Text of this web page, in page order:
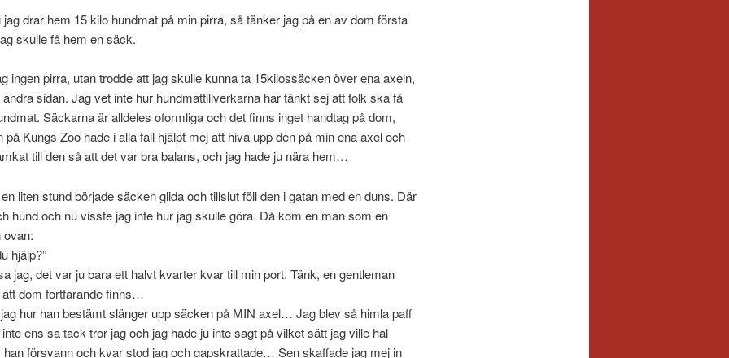
jag drar hem 15 kilo hundmat på min pirra, så tänker jag på en av dom första
skulle få hem en säck.
ingen pirra, utan trodde att jag skulle kunna ta 15kilossäcken över ena axeln,
sidan. Jag vet inte hur hundmattillverkarna har tänkt sej att folk ska få
Säckarna är alldeles oformliga och det finns inget handtag på dom,
på Kungs Zoo hade i alla fall hjälpt mej att hiva upp den på min ena axel och
till den så att det var bra balans, och jag hade ju nära hem…
liten stund började säcken glida och tillslut föll den i gatan med en duns. Där
hund och nu visste jag inte hur jag skulle göra. Då kom en man som en
hjälp?”
jag, det var ju bara ett halvt kvarter kvar till min port. Tänk, en gentleman
att dom fortfarande finns…
hur han bestämt slänger upp säcken på MIN axel… Jag blev så himla paff
ens sa tack tror jag och jag hade ju inte sagt på vilket sätt jag ville hal
försvann och kvar stod jag och gapskrattade… Sen skaffade jag mej in